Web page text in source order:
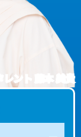
タレント 藤本 美貴